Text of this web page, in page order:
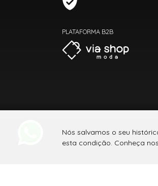
PLATAFORMA B2B
Nós salvamos o seu
esta condição. Conheça